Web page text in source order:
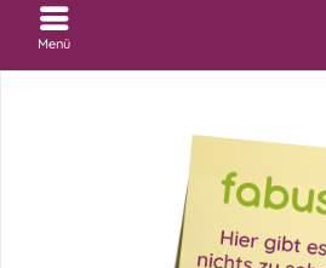
Menü